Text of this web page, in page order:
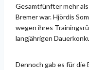
Gesamtfünfter mehr
Bremer war. Hjördis
wegen ihres
langjährigen
Dennoch gab es für die